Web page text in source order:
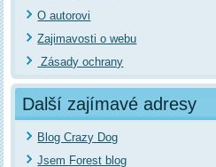
O autorovi
Zajimavosti o webu
Zásady ochrany
Další zajímavé adresy
Blog Crazy Dog
Jsem Forest blog